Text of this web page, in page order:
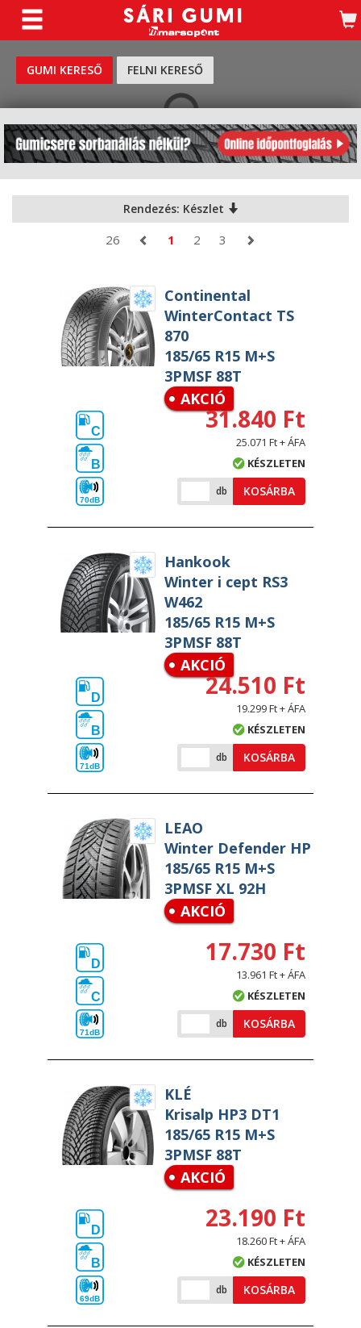
GUMI KERESŐ FELNI KERESŐ
KERESÉS
Rendezés: Készlet
26 1 2 3
Continental
WinterContact TS
870
185/65 R15 M+S
3PMSF 88T
AKCIÓ
C
B
70dB
31.840 Ft
25.071 Ft + ÁFA
KÉSZLETEN
db KOSÁRBA
Hankook
Winter i cept RS3
W462
185/65 R15 M+S
3PMSF 88T
AKCIÓ
D
B
71dB
24.510 Ft
19.299 Ft + ÁFA
KÉSZLETEN
db KOSÁRBA
LEAO
Winter Defender HP
185/65 R15 M+S
3PMSF XL 92H
AKCIÓ
D
C
71dB
17.730 Ft
13.961 Ft + ÁFA
KÉSZLETEN
db KOSÁRBA
KLÉ
Krisalp HP3 DT1
185/65 R15 M+S
3PMSF 88T
AKCIÓ
D
B
69dB
23.190 Ft
18.260 Ft + ÁFA
KÉSZLETEN
db KOSÁRBA